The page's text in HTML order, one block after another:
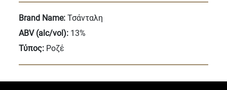
Brand Name:Τσάνταλη
ABV (alc/vol): 13%
Τύπος: Ροζέ